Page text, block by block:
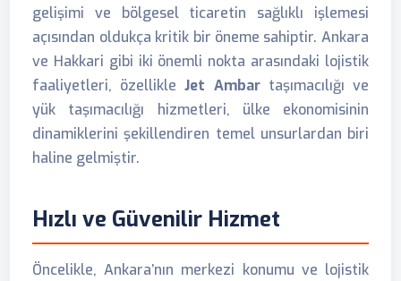
gelişimi ve bölgesel ticaretin sağlıklı işlemesi
açısından oldukça kritik bir öneme sahiptir. Ankara
ve Hakkari gibi iki önemli nokta arasındaki lojistik
faaliyetleri, özellikleJet Ambartaşımacılığı ve
yük taşımacılığı hizmetleri, ülke ekonomisinin
dinamiklerini şekillendiren temel unsurlardan biri
haline gelmiştir.
Hızlı ve Güvenilir Hizmet
Öncelikle, Ankara’nın merkezi konumu ve lojistik